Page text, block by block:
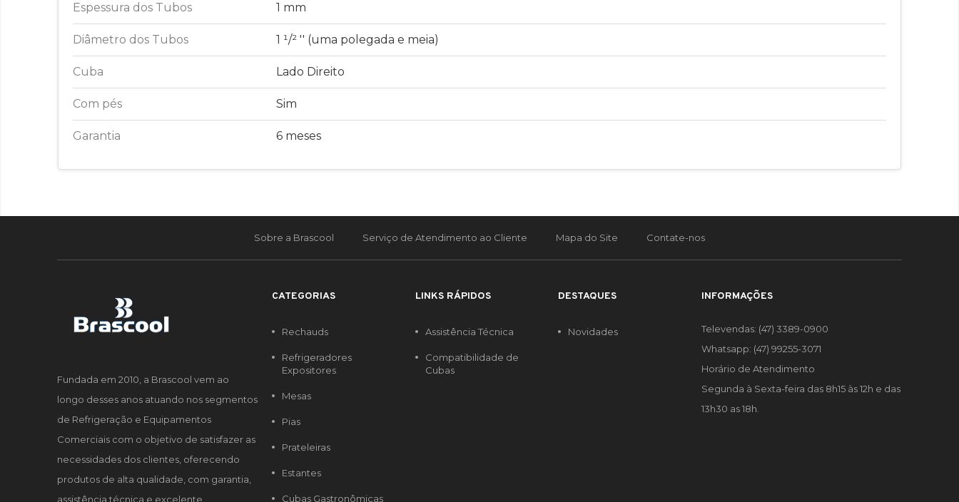
Espessura dos Tubos 1 mm
Diâmetro dos Tubos 1 ¹/² '' (uma polegada e meia)
Cuba Lado Direito
Com pés Sim
Garantia 6 meses
Sobre a Brascool Serviço de Atendimento ao Cliente Mapa do Site Contate-nos
Fundada em 2010, a Brascool vem ao
longo desses anos atuando nos segmentos
de Refrigeração e Equipamentos
Comerciais com o objetivo de satisfazer as
necessidades dos clientes, oferecendo
produtos de alta qualidade, com garantia,
assistência técnica e excelente
INFORMAÇÕES
Televendas: (47) 3389-0900
Whatsapp: (47) 99255-3071
Horário de Atendimento
Segunda à Sexta-feira das 8h15 às 12h e das
13h30 as 18h.
CATEGORIAS
Rechauds
Refrigeradores
Expositores
Mesas
Pias
Prateleiras
Estantes
Cubas Gastronômicas
LINKS RÁPIDOS
Assistência Técnica
Compatibilidade de
Cubas
DESTAQUES
Novidades